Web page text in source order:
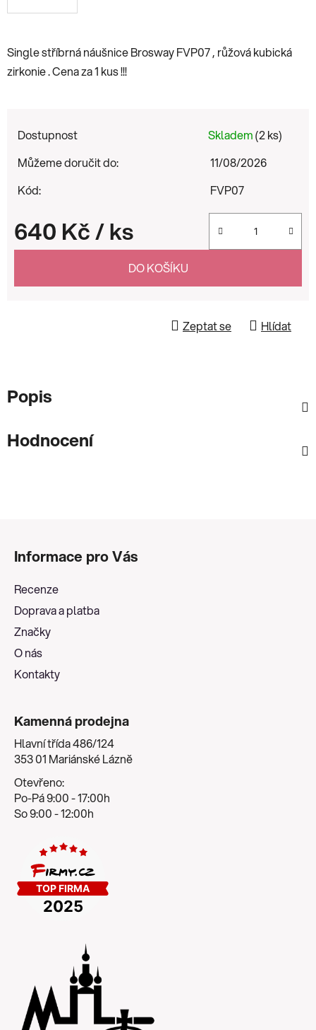
Single stříbrná náušnice Brosway FVP07 , růžová kubická
zirkonie . Cena za 1 kus !!!
Dostupnost Skladem(2 ks)
Můžeme doručit do:
11/08/2026
Kód:
FVP07
640 Kč/ ks
Měrná cena:
DO KOŠÍKU
Zeptat se Hlídat
Popis
Hodnocení
Informace pro Vás
Recenze
Doprava a platba
Značky
O nás
Kontakty
Kamenná prodejna
Hlavní třída 486/124
353 01 Mariánské Lázně
Otevřeno:
Po-Pá 9:00 - 17:00h
So 9:00 - 12:00h